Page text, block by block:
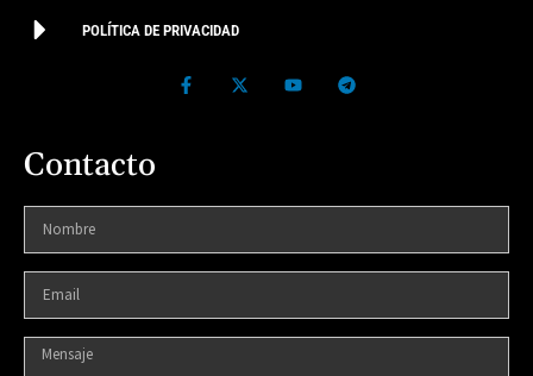
POLÍTICA DE PRIVACIDAD
Contacto